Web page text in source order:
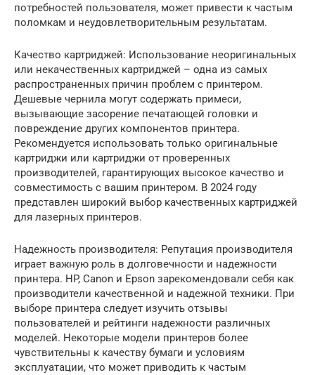
потребностей пользователя, может привести к частым
поломкам и неудовлетворительным результатам.
Качество картриджей: Использование неоригинальных
или некачественных картриджей – одна из самых
распространенных причин проблем с принтером.
Дешевые чернила могут содержать примеси,
вызывающие засорение печатающей головки и
повреждение других компонентов принтера.
Рекомендуется использовать только оригинальные
картриджи или картриджи от проверенных
производителей, гарантирующих высокое качество и
совместимость с вашим принтером. В 2024 году
представлен широкий выбор качественных картриджей
для лазерных принтеров.
Надежность производителя: Репутация производителя
играет важную роль в долговечности и надежности
принтера. HP, Canon и Epson зарекомендовали себя как
производители качественной и надежной техники. При
выборе принтера следует изучить отзывы
пользователей и рейтинги надежности различных
моделей. Некоторые модели принтеров более
чувствительны к качеству бумаги и условиям
эксплуатации, что может приводить к частым